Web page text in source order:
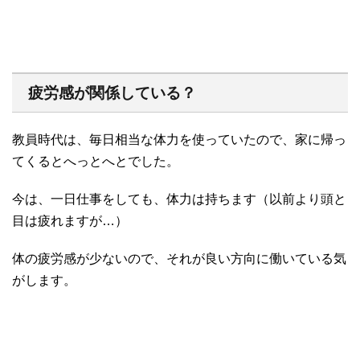
疲労感が関係している？
教員時代は、毎日相当な体力を使っていたので、家に帰っ
てくるとへっとへとでした。
今は、一日仕事をしても、体力は持ちます（以前より頭と
目は疲れますが…）
体の疲労感が少ないので、それが良い方向に働いている気
がします。